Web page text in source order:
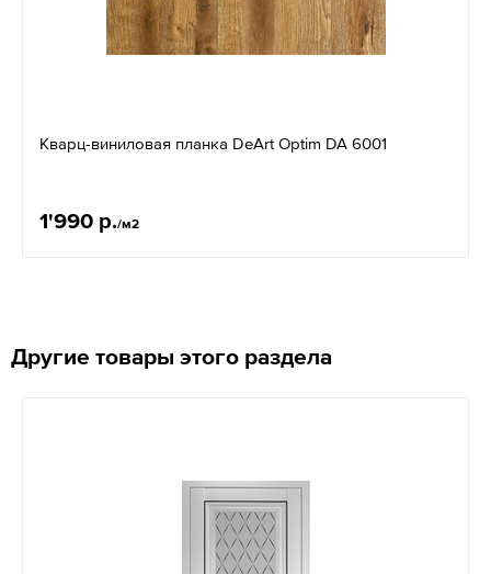
Кварц-виниловая планка DeArt Optim DA 6001
1'990 р./м2
Другие товары этого раздела